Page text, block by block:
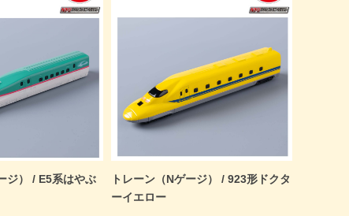
ジ） / E5系はやぶ
トレーン（Nゲージ） / 923形ドクタ
ーイエロー